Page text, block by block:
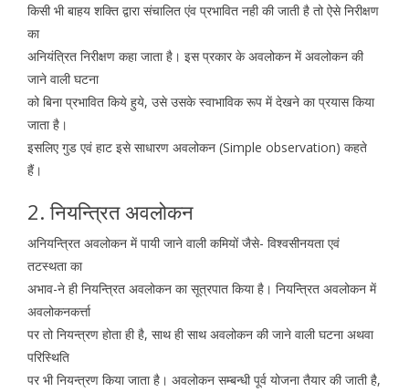
किसी भी बाहय शक्ति द्वारा संचालित एंव प्रभावित नही की जाती है तो ऐसे निरीक्षण
का
अनियंत्रित निरीक्षण कहा जाता है। इस प्रकार के अवलोकन में अवलोकन की
जाने वाली घटना
को बिना प्रभावित किये हुये, उसे उसके स्वाभाविक रूप में देखने का प्रयास किया
जाता है।
इसलिए गुड एवं हाट इसे साधारण अवलोकन (Simple observation) कहते
हैं।
2. नियन्त्रित अवलोकन
अनियन्त्रित अवलोकन में पायी जाने वाली कमियों जैसे- विश्वसीनयता एवं
तटस्थता का
अभाव-ने ही नियन्त्रित अवलोकन का सूत्रपात किया है। नियन्त्रित अवलोकन में
अवलोकनकर्त्ता
पर तो नियन्त्रण होता ही है, साथ ही साथ अवलोकन की जाने वाली घटना अथवा
परिस्थिति
पर भी नियन्त्रण किया जाता है। अवलोकन सम्बन्धी पूर्व योजना तैयार की जाती है,